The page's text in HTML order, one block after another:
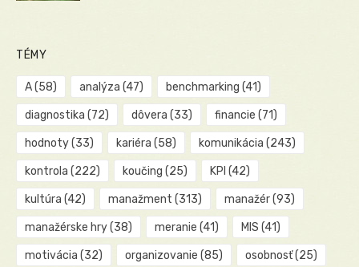
TÉMY
A(58) analýza (47) benchmarking (41)
diagnostika (72) dôvera (33) financie (71)
hodnoty(33) kariéra (58) komunikácia (243)
kontrola (222) koučing (25) KPI (42)
kultúra (42) manažment (313) manažér(93)
manažérske hry(38) meranie (41) MIS (41)
motivácia (32) organizovanie (85) osobnosť(25)